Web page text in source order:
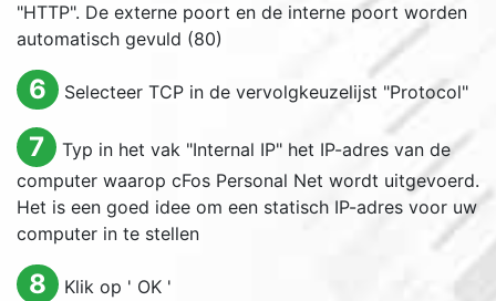
"HTTP". De externe poort en de interne poort worden
automatisch gevuld (80)
6 Selecteer TCP in de vervolgkeuzelijst "Protocol"
7 Typ in het vak "Internal IP" het IP-adres van de
computer waarop cFos Personal Net wordt uitgevoerd.
Het is een goed idee om een statisch IP-adres voor uw
computer in te stellen
8 Klik op ' OK'